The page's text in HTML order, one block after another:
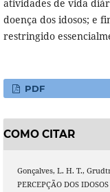
atividades de vida
doença dos idosos; e
restringido
PDF
COMO CITAR
Gonçalves, L. H. T.,
PERCEPÇÃO DOS